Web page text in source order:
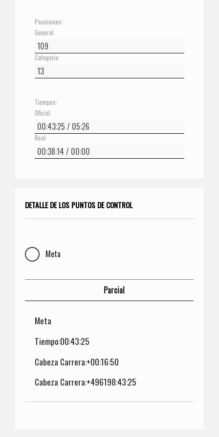
Posiciones:
General:
Categoría:
Tiempos:
Oficial:
Real:
DETALLE DE LOS PUNTOS DE CONTROL
Meta
Parcial
Meta
Tiempo:00:43:25
Cabeza Carrera:+00:16:50
Cabeza Carrera:+496198:43:25